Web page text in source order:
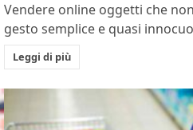
Vendere online oggetti che
gesto semplice e quasi
Leggi di più